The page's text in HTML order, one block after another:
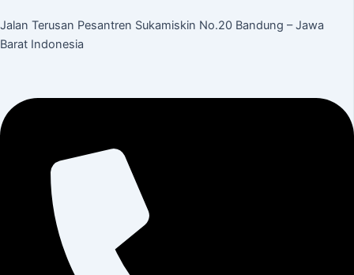
Jalan Terusan Pesantren Sukamiskin No.20 Bandung – Jawa
Barat Indonesia